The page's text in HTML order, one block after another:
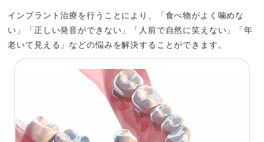
インプラント治療を行うことにより、「食べ物がよく噛めな
い」「正しい発音ができない」「人前で自然に笑えない」「年
老いて見える」などの悩みを解決することができます。